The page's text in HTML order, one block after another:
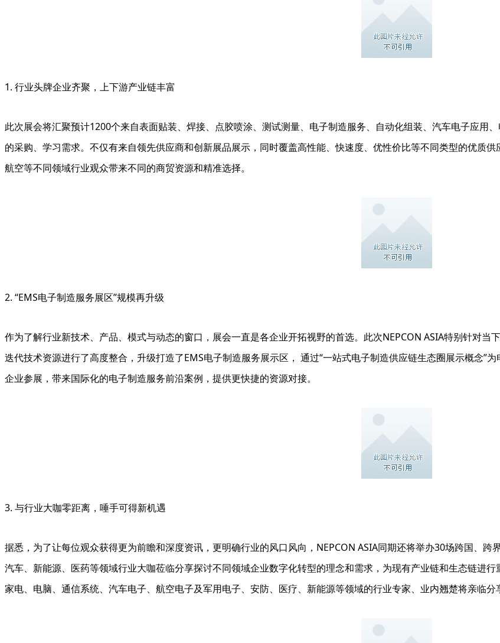
1. 行业头牌企业齐聚，上下游产业链丰富
此次展会将汇聚预计1200个来自表面贴装、焊接、点胶喷涂、测试测量、电子制造服务、自动化组装、汽车电子应用
的采购、学习需求。不仅有来自领先供应商和创新展品展示，同时覆盖高性能、快速度、优性价比等不同类型的优质
航空等不同领域行业观众带来不同的商贸资源和精准选择。
2. “EMS电子制造服务展区”规模再升级
作为了解行业新技术、产品、模式与动态的窗口，展会一直是各企业开拓视野的首选。此次NEPCON ASIA特别针对
迭代技术资源进行了高度整合，升级打造了EMS电子制造服务展示区， 通过“一站式电子制造供应链生态圈展示概念”
企业参展，带来国际化的电子制造服务前沿案例，提供更快捷的资源对接。
3. 与行业大咖零距离，唾手可得新机遇
据悉，为了让每位观众获得更为前瞻和深度资讯，更明确行业的风口风向，NEPCON ASIA同期还将举办30场跨国、跨
汽车、新能源、医药等领域行业大咖莅临分享探讨不同领域企业数字化转型的理念和需求，为现有产业链和生态链进
家电、电脑、通信系统、汽车电子、航空电子及军用电子、安防、医疗、新能源等领域的行业专家、业内翘楚将亲临分